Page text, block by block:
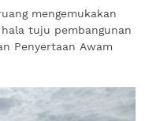
mengemukakan
tuju pembangunan
Penyertaan Awam